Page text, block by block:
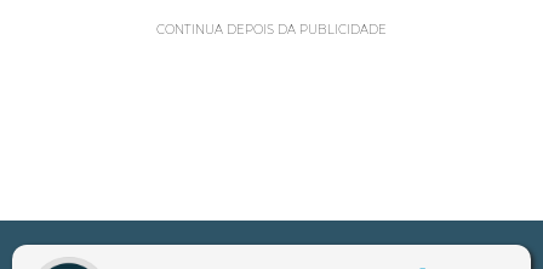
CONTINUA DEPOIS DA PUBLICIDADE